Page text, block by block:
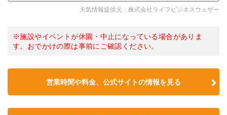
天気情報提供元：株式会社ライフビジネスウェザー
※施設やイベントが休園・中止になっている場合がありま
す。おでかけの際は事前にご確認ください。
営業時間や料金、公式サイトの情報を見る